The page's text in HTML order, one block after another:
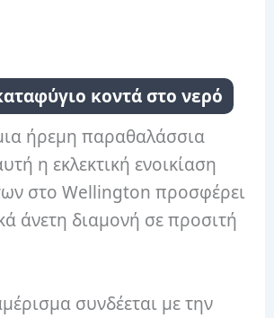
κοντά στο νερό
ήρεμη παραθαλάσσια
η εκλεκτική ενοικίαση
στο Wellington προσφέρει
άνετη διαμονή σε προσιτή
συνδέεται με την